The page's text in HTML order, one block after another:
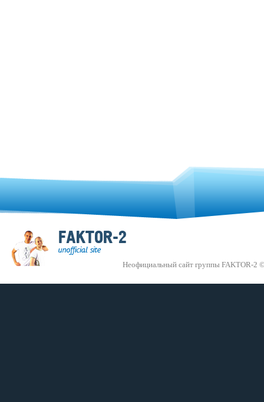
Неофициальный сайт группы FAKTOR-2